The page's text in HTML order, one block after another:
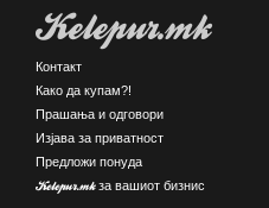
Kelepur.mk
Контакт
Како да купам?!
Прашања и одговори
Изјава за приватност
Предложи понуда
Kelepur.mk за вашиот бизнис